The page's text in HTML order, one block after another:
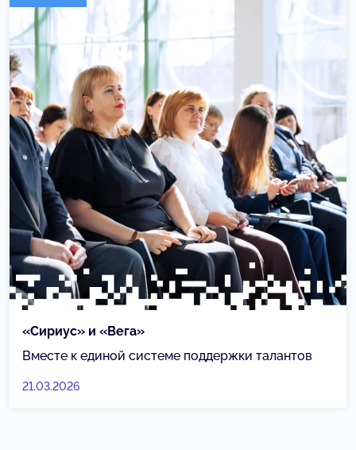
«Сириус» и «Вега»
Вместе к единой системе поддержки талантов
21.03.2026